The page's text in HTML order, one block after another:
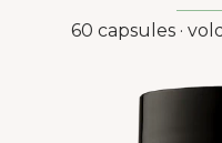
60 capsules ·